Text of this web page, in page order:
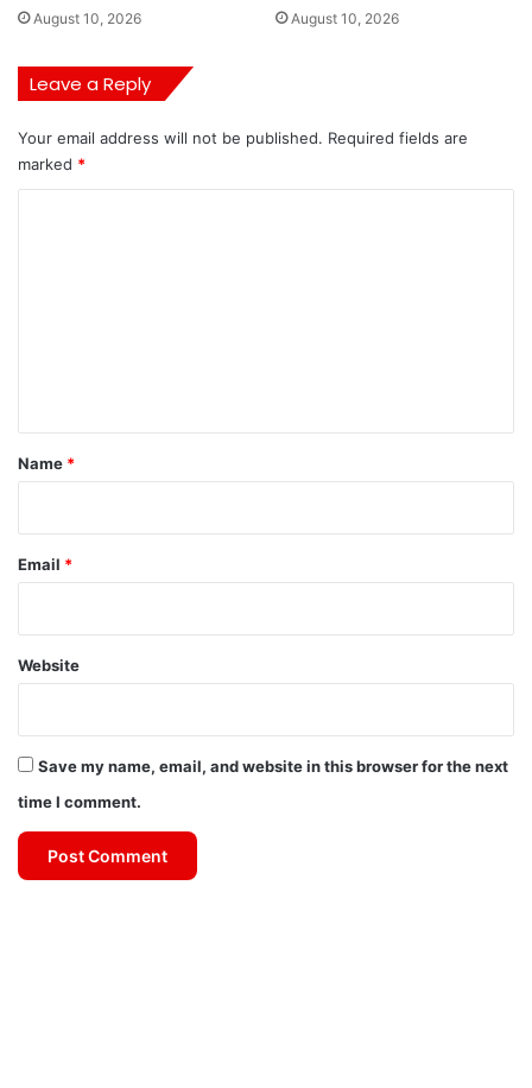
August 10, 2026 August 10, 2026
Leave a Reply
Your email address will not be published. Required fields are
marked *
*
Name *
Email *
Website
Save my name, email, and website in this browser for the next
time I comment.